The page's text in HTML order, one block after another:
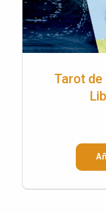
Tarot de